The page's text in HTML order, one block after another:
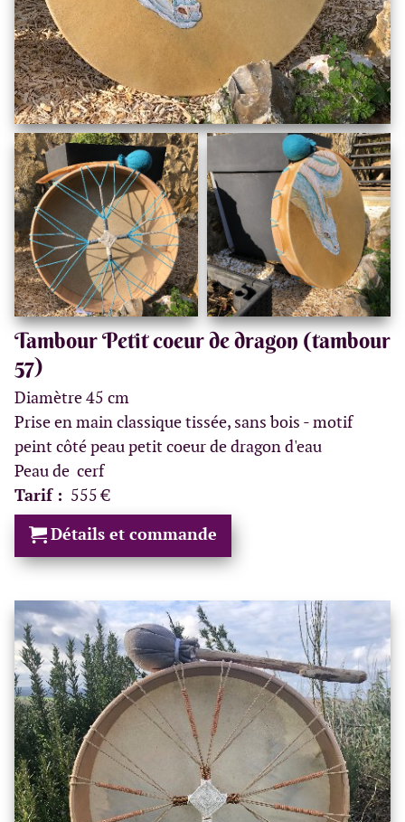
Tambour Petit coeur de dragon (tambour
57)
Diamètre 45 cm
Prise en main classique tissée, sans bois - motif
peint côté peau petit coeur de dragon d'eau
Peau de cerf
Tarif : 555 €
Détails et commande